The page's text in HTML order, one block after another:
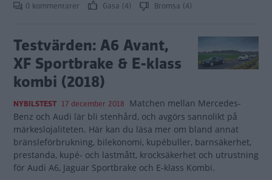
0 kommentarer Gasa (4) Bromsa (4)
Testvärden: A6 Avant,
XF Sportbrake & E-klass
kombi (2018)
NYBILSTEST 17 december 2018 Matchen mellan Mercedes-
Benz och Audi lär bli stenhård, och avgörs sannolikt på
märkeslojaliteten. Här kan du läsa mer om bland annat
bränsleförbrukning, bilekonomi, kupébuller, barnsäkerhet,
prestanda, kupé- och lastmått, krocksäkerhet och utrustning
för Audi A6, Jaguar Sportbrake och E-klass Kombi.